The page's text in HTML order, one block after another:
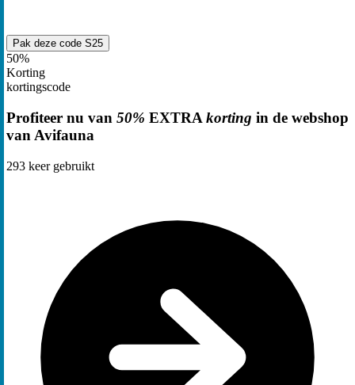
Pak deze code S25
50%
Korting
kortingscode
Profiteer nu van 50% EXTRA korting in de webshop
van Avifauna
293 keer gebruikt